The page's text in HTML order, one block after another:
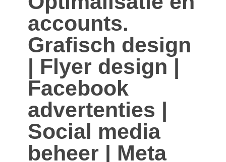
accounts.
Grafisch design
| Flyer design |
Facebook
advertenties |
Social media
beheer | Meta